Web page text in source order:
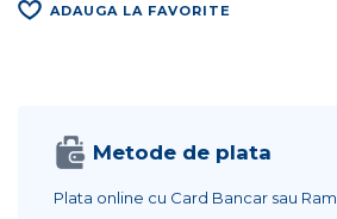
ADAUGA LA FAVORITE
Metode de plata
Plata online cu Card Bancar sau